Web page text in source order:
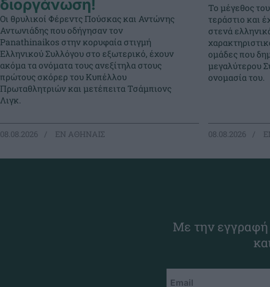
διοργάνωση!
Οι θρυλικοί Φέρεντς Πούσκας και Αντώνης
Αντωνιάδης που οδήγησαν τον
Panathinaikos στην κορυφαία στιγμή
Ελληνικού Συλλόγου στο εξωτερικό, έχουν
ακόμα τα ονόματα τους ανεξίτηλα στους
πρώτους σκόρερ του Κυπέλλου
Πρωταθλητριών και μετέπειτα Τσάμπιονς
Λιγκ.
08.08.2026 EΝ ΑΘΗΝΑΙΣ
Το μέγεθος
τεράστιο και
στενά
ομάδες που
μεγαλύτερου
ονομασία του.
08.08.2026
Με την εγγραφή